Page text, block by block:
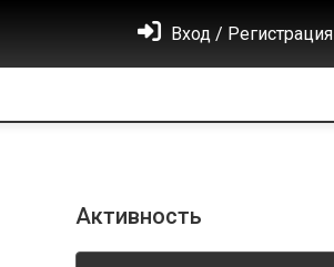
Вход / Регистрация
Активность